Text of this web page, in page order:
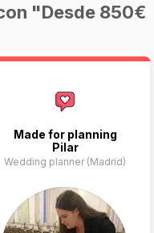
"Desde 850€
Made for planning
Pilar
Wedding planner (Madrid)